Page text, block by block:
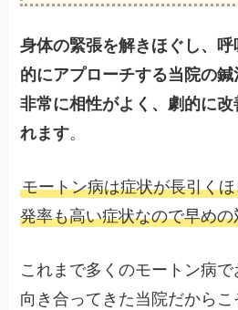
身体の緊張を解きほぐし、呼
的にアプローチする当院の
非常に相性がよく、劇的に
れます。
モートン病は症状が長引く
発率も高い症状なので早め
これまで多くのモートン病
向き合ってきた当院だから